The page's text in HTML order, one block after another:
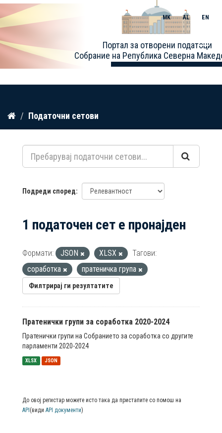
Прескокнете
содржина
Портал за отворени податоци
Собрание на Република Северна
MK AL EN
Toggle
Податочни сетови
Подреди според
1 податочен сет е пронајден
Формати: JSON XLSX
Тагови:
соработка
пратеничка група
Филтрирај ги резултатите
Пратенички групи за соработка 2020-2024
Пратенички групи на Собранието за соработка со другите
парламенти 2020-2024
XLSX JSON
До овој регистар можете исто така да пристапите со помош на
API (види API документи)